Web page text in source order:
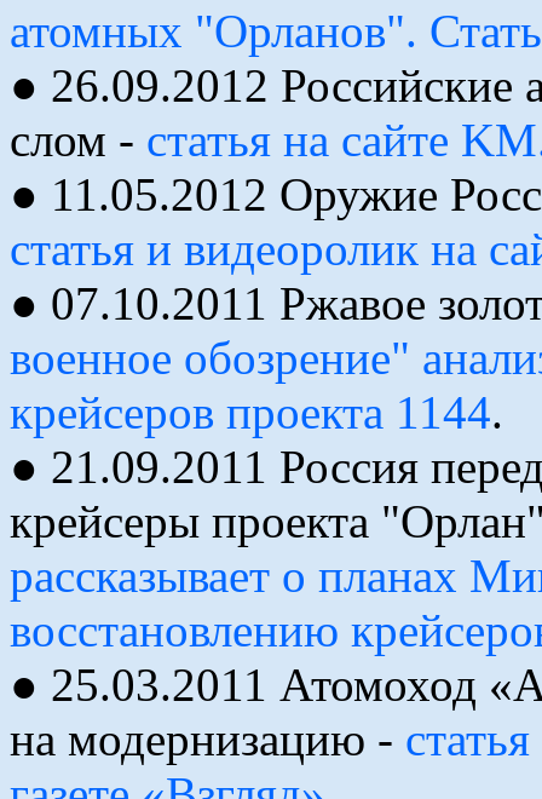
атомных "Орланов".
● 26.09.2012 Российские
слом - статья на сайте
● 11.05.2012 Оружие
статья и видеоролик на
● 07.10.2011 Ржавое
военное обозрение"
крейсеров проекта 1144.
● 21.09.2011 Россия
крейсеры проекта
рассказывает о планах
восстановлению
● 25.03.2011 Атомоход
на модернизацию -